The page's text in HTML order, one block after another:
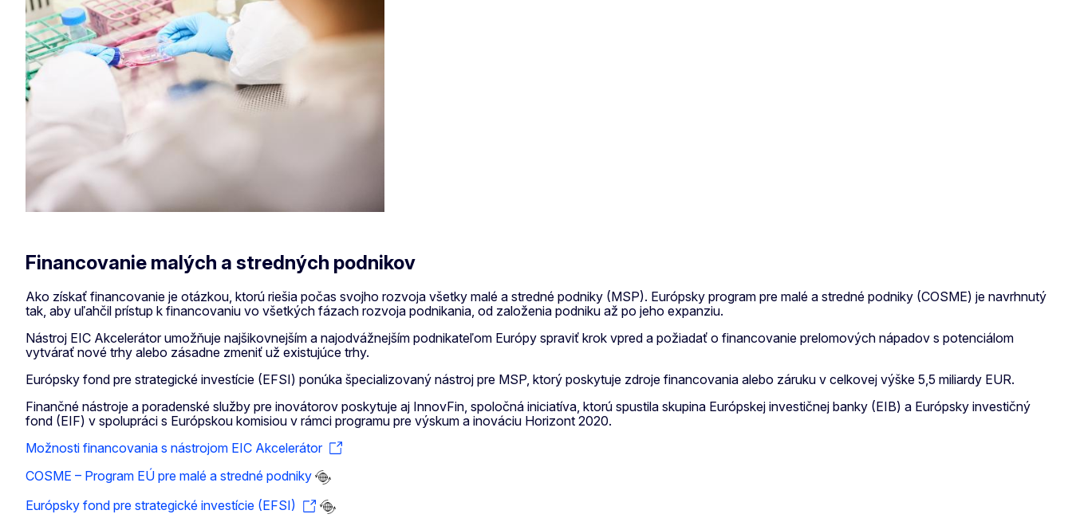
Financovanie malých a stredných podnikov
Ako získať financovanie je otázkou, ktorú riešia počas svojho rozvoja všetky malé a stredné podniky (MSP). Európsky program pre malé a stredné podniky (COSME) je navrhnutý
tak, aby uľahčil prístup k financovaniu vo všetkých fázach rozvoja podnikania, od založenia podniku až po jeho expanziu.
Nástroj EIC Akcelerátor umožňuje najšikovnejším a najodvážnejším podnikateľom Európy spraviť krok vpred a požiadať o financovanie prelomových nápadov s potenciálom
vytvárať nové trhy alebo zásadne zmeniť už existujúce trhy.
Európsky fond pre strategické investície (EFSI) ponúka špecializovaný nástroj pre MSP, ktorý poskytuje zdroje financovania alebo záruku v celkovej výške 5,5 miliardy EUR.
Finančné nástroje a poradenské služby pre inovátorov poskytuje aj InnovFin, spoločná iniciatíva, ktorú spustila skupina Európskej investičnej banky (EIB) a Európsky investičný
fond (EIF) v spolupráci s Európskou komisiou v rámci programu pre výskum a inováciu Horizont 2020.
Možnosti financovania s nástrojom EIC Akcelerátor
COSME – Program EÚ pre malé a stredné podniky
Európsky fond pre strategické investície (EFSI)